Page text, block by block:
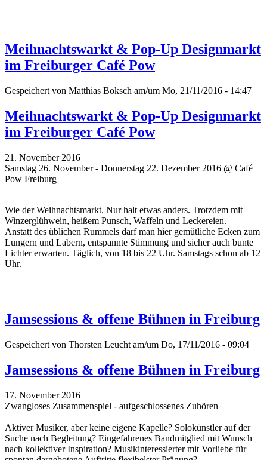
Meihnachtswarkt & Pop-Up Designmarkt
im Freiburger Café Pow
Gespeichert von Matthias Boksch am/um Mo, 21/11/2016 - 14:47
Meihnachtswarkt & Pop-Up Designmarkt
im Freiburger Café Pow
21. November 2016
Samstag 26. November - Donnerstag 22. Dezember 2016 @ Café
Pow Freiburg
Wie der Weihnachtsmarkt. Nur halt etwas anders. Trotzdem mit
Winzerglühwein, heißem Punsch, Waffeln und Leckereien.
Anstatt des üblichen Rummels darf man hier gemütliche Ecken zum
Lungern und Labern, entspannte Stimmung und sicher auch bunte
Lichter erwarten. Täglich, von 18 bis 22 Uhr. Samstags schon ab 12
Uhr.
Jamsessions & offene Bühnen in Freiburg
Gespeichert von Thorsten Leucht am/um Do, 17/11/2016 - 09:04
Jamsessions & offene Bühnen in Freiburg
17. November 2016
Zwangloses Zusammenspiel - aufgeschlossenes Zuhören
Aktiver Musiker, aber keine eigene Kapelle? Solokünstler auf der
Suche nach Begleitung? Eingefahrenes Bandmitglied mit Wunsch
nach kollektiver Inspiration? Musikinteressierter mit Vorliebe für